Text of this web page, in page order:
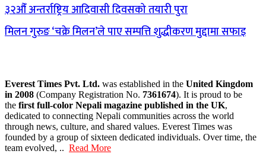
३२औँ अन्तर्राष्ट्रिय आदिवासी दिवसको तयारी पुरा
मिलन गुरुङ ‘चक्रे मिलन’ले पाए सम्पत्ति शुद्धीकरण मुद्दामा सफाइ
Everest Times Pvt. Ltd. was established in the United Kingdom
in 2008 (Company Registration No. 7361674). It is proud to be
the first full-color Nepali magazine published in the UK,
dedicated to connecting Nepali communities across the world
through news, culture, and shared values. Everest Times was
founded by a group of sixteen dedicated individuals. Over time, the
team evolved, .. Read More